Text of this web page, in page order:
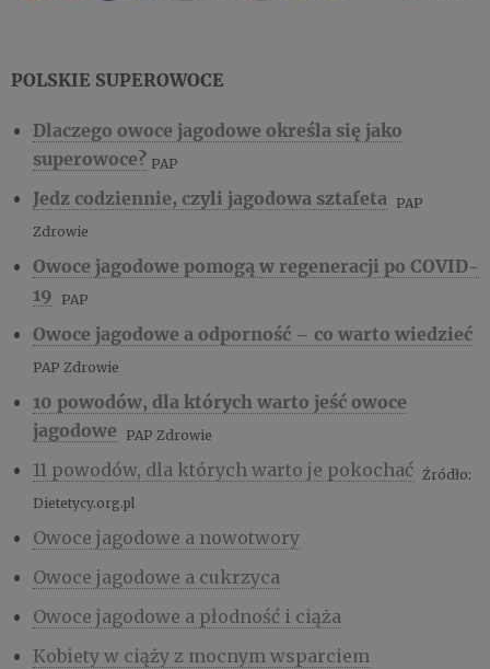
POLSKIE SUPEROWOCE
Dlaczego owoce jagodowe określa się jako
superowoce? PAP
Jedz codziennie, czyli jagodowa sztafeta PAP
Zdrowie
Owoce jagodowe pomogą w regeneracji po COVID-
19
PAP
Owoce jagodowe a odporność – co warto wiedzieć
PAP Zdrowie
10 powodów, dla których warto jeść owoce
jagodowe
PAP Zdrowie
11 powodów, dla których warto je pokochać Źródło:
Dietetycy.org.pl
Owoce jagodowe a nowotwory
Owoce jagodowe a cukrzyca
Owoce jagodowe a płodność i ciąża
Kobiety w ciąży z mocnym wsparciem